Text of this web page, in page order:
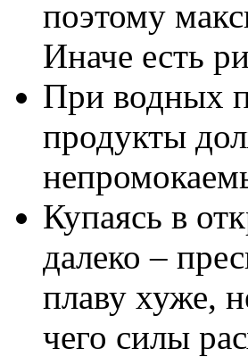
поэтому
Иначе есть
При водных
продукты
Купаясь в
далеко –
плаву хуже,
чего силы